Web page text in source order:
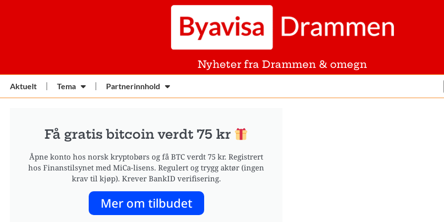
Nyheter fra Drammen & omegn
Aktuelt Tema Partnerinnhold
Få gratis bitcoin verdt 75 kr
Åpne konto hos norsk kryptobørs og få BTC verdt 75 kr. Registrert
hos Finanstilsynet med MiCa-lisens. Regulert og trygg aktør (ingen
krav til kjøp). Krever BankID verifisering.
Mer om tilbudet